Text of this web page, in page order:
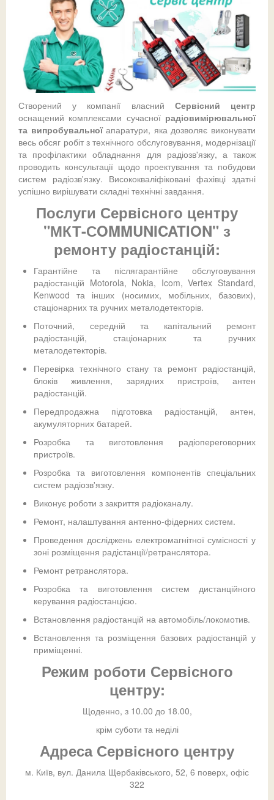
Додатки TETRA
Стандарт DMR
Mesh-радіомережі
Металодетектори
Рентгенотелевізійні інтроскопи
Astrophysics
Scanna
VMI
Детектори вибухових речовин
Інше обладнання для догляду
Аксесуари обладнання для догляду
Грунтові металодетектори
Iндустріальні металодетектори
Фармацевтичні металодетектори
Харчові металодетектори
Для армії
Радіозв'язок
Mesh-радіомережі
Сервісний центр
Ремонт радіостанцій
Ремонт металодетектора
Ремонт рентгенотелевізійного інтроскопу
Камуфляж
Маскувальні сітки
Снайперські костюми
Маскувальні парасолі
Постачання
Монтаж
Для армії
для правоохоронних органів
Частотний консалтинг
Приклади реалізованих проектів
TETRA
DMR
УКВ аналоговий радіозв'язок
Статті
Рішення:
ATEX
Центри управління безпекою
Прикладні рішення:
Системна інтеграція
Підземний радіозв'язок
Сучасний радіозв'язок для нафтогазової галузі
Компанія
Інформація:
Вакансії
Наші розробки
Фотогалерея
Партнери:
Радіозв'язок
Догляд
Допомога:
COMPANY'S PROFILE
Написати нам
Про нас
Створений у компанії власний Сервісний центр
оснащений комплексами сучасної радіовимірювальної
та випробувальноїапаратури, яка дозволяє виконувати
весь обсяг робіт з технічного обслуговування, модернізації
та профілактики обладнання для радіозв'язку, а також
проводить консультації щодо проектування та побудови
систем радіозв'язку. Висококваліфіковані фахівці здатні
успішно вирішувати складні технічні завдання.
Послуги Сервісного центру
"МКТ-СOMMUNICATION" з
ремонту радіостанцій:
Гарантійне та післягарантійне обслуговування
радіостанцій Motorola, Nokia, Icom, Vertex Standard,
Kenwood та інших (носимих, мобільних, базових),
стаціонарних та ручних металодетекторів.
Поточний, середній та капітальний ремонт
радіостанцій, стаціонарних та ручних
металодетекторів.
Перевірка технічного стану та ремонт радіостанцій,
блоків живлення, зарядних пристроїв, антен
радіостанцій.
Передпродажна підготовка радіостанцій, антен,
акумуляторних батарей.
Розробка та виготовлення радіопереговорних
пристроїв.
Розробка та виготовлення компонентів спеціальних
систем радіозв'язку.
Виконує роботи з закриття радіоканалу.
Ремонт, налаштування антенно-фідерних систем.
Проведення досліджень електромагнітної сумісності у
зоні розміщення радістанції/ретранслятора.
Ремонт ретранслятора.
Розробка та виготовлення систем дистанційного
керування радіостанцією.
Встановлення радіостанцій на автомобіль/локомотив.
Встановлення та розміщення базових радіостанцій у
приміщенні.
Режим роботи Сервісного
центру:
Щоденно, з 10.00 до 18.00,
крім суботи та неділі
Адреса Сервісного центру
м. Київ, вул. Данила Щербаківського, 52, 6 поверх, офіс
322